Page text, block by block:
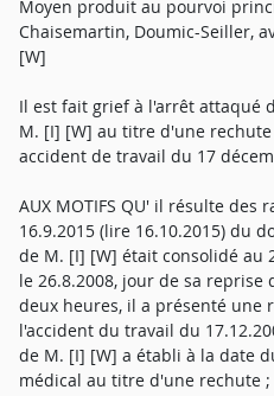
Moyen produit au pourvoi
Chaisemartin, Doumic-Seiller,
[W]
Il est fait grief à l'arrêt attaqué
M. [I] [W] au titre d'une rechute
accident de travail du 17
AUX MOTIFS QU' il résulte des
16.9.2015 (lire 16.10.2015) du
de M. [I] [W] était consolidé au
le 26.8.2008, jour de sa
deux heures, il a présenté une
l'accident du travail du
de M. [I] [W] a établi à la date
médical au titre d'une rechute